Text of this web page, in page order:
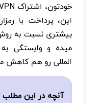
این، پرداخت با
بیشتری نسبت به
میده و وابستگی
المللی رو هم کاهش
آنچه در این مطلب